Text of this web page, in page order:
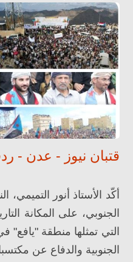
قتبان نيوز - عدن -
أكّد الأستاذ أنور
الجنوبي، على المكانة
التي تمثلها منطقة "يافع"
الجنوبية والدفاع عن